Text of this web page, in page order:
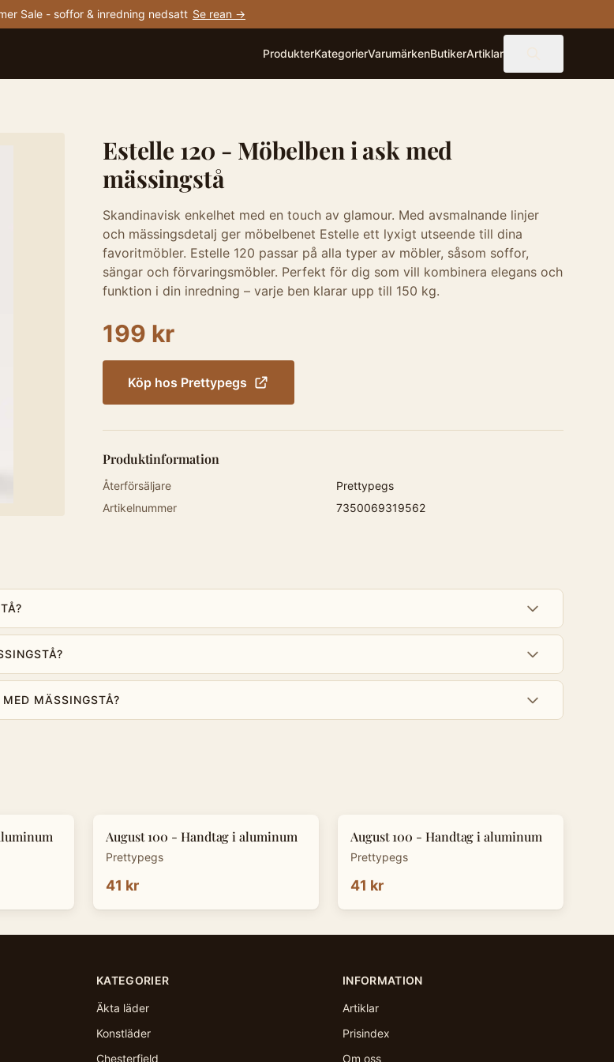
Sale - soffor & inredning nedsatt Se rean →
ProdukterKategorierVarumärkenButikerArtiklar
Estelle 120 - Möbelben i ask med
mässingstå
Skandinavisk enkelhet med en touch av glamour. Med avsmalnande linjer
och mässingsdetalj ger möbelbenet Estelle ett lyxigt utseende till dina
favoritmöbler. Estelle 120 passar på alla typer av möbler, såsom soffor,
sängar och förvaringsmöbler. Perfekt för dig som vill kombinera elegans och
funktion i din inredning – varje ben klarar upp till 150 kg.
199 kr
Köp hos Prettypegs
Produktinformation
Återförsäljare
Prettypegs
Artikelnummer
7350069319562
MÄSSINGSTÅ?
August 100 - Handtag i aluminum
Prettypegs
41 kr
August 100 - Handtag i aluminum
Prettypegs
41 kr
KATEGORIER
Äkta läder
Konstläder
Chesterfield
INFORMATION
Artiklar
Prisindex
Om oss